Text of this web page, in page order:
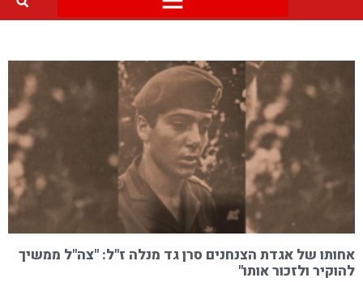
אחותו של אגדת הצנחנים סרן גד מנלה ז"ל: "צה"ל ממשיך
להוקיר ולזכור אותו"